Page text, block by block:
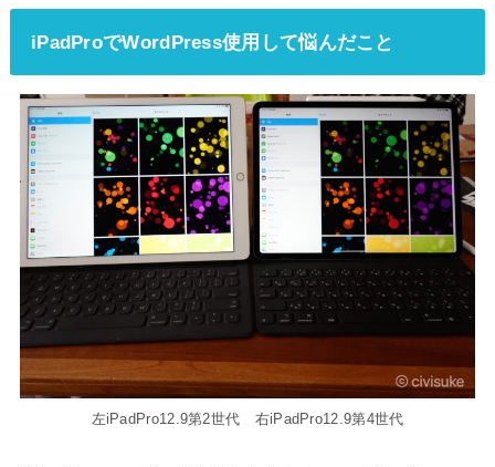
iPadProでWordPress使用して悩んだこと
左iPadPro12.9第2世代 右iPadPro12.9第4世代